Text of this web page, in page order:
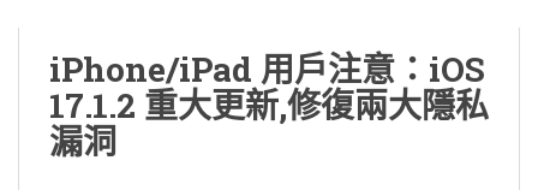
iPhone/iPad 用戶注意：iOS
17.1.2 重大更新,修復兩大隱私
漏洞